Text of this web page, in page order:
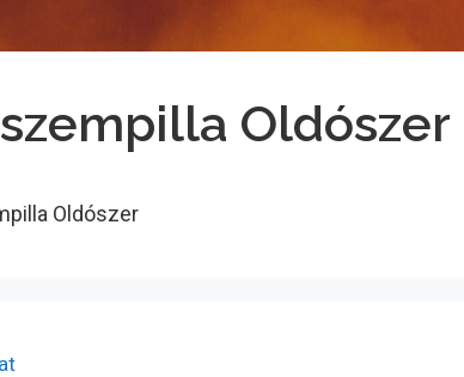
Oldószer
Oldószer